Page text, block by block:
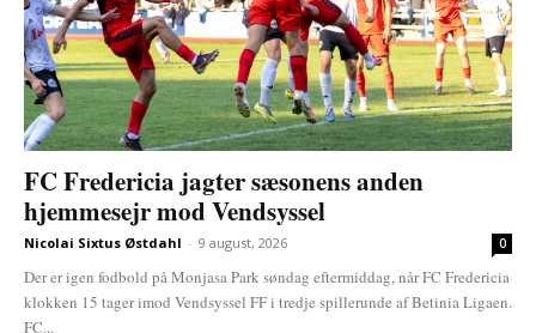
FC Fredericia jagter sæsonens anden
hjemmesejr mod Vendsyssel
Nicolai Sixtus Østdahl - 9 august, 2026 0
Der er igen fodbold på Monjasa Park søndag eftermiddag, når FC Fredericia
klokken 15 tager imod Vendsyssel FF i tredje spillerunde af Betinia Ligaen.
FC...